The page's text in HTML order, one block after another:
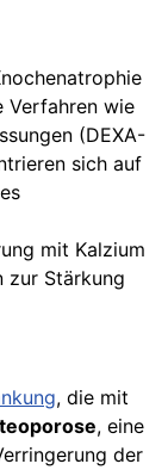
Verfahren wie
(DEXA-
sich auf
mit Kalzium
zur Stärkung
, die mit
, eine
der